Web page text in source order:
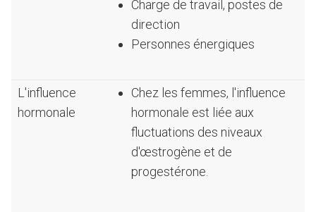
Charge de travail, postes de
direction
Personnes énergiques
L'influence
hormonale
Chez les femmes, l'influence
hormonale est liée aux
fluctuations des niveaux
d'œstrogène et de
progestérone.